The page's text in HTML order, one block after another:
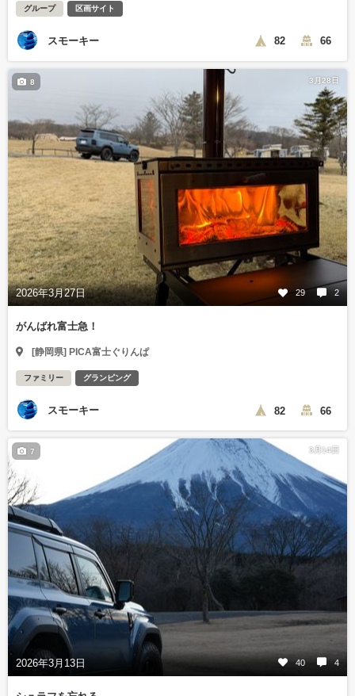
グループ 区画サイト
スモーキー 82 66
3月28日
2026年3月27日 29 2
8
がんばれ富士急！
[静岡県] PICA富士ぐりんぱ
ファミリー グランピング
スモーキー 82 66
3月14日
2026年3月13日 40 4
7